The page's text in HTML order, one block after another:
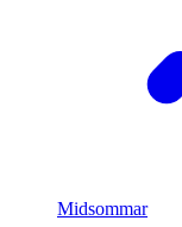
Midsommar